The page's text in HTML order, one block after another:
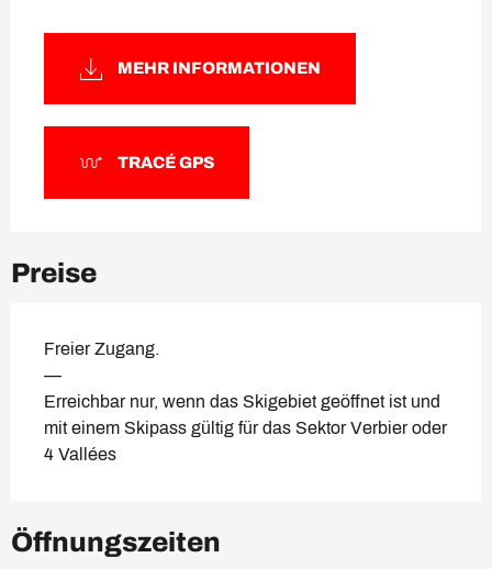
MEHR INFORMATIONEN
TRACÉ GPS
Preise
Freier Zugang.
—
Erreichbar nur, wenn das Skigebiet geöffnet ist und
mit einem Skipass gültig für das Sektor Verbier oder
4 Vallées
Öffnungszeiten